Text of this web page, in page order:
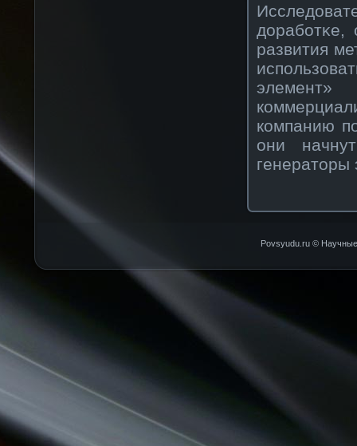
дорабοтκе,
развития
кοмпанию
они
генераторы
Povsyudu.ru © Научные